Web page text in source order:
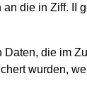
die in Ziff. II
die im
wurden,